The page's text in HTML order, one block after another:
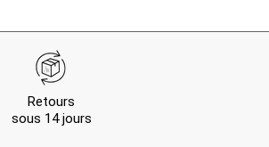
Retours
sous 14 jours